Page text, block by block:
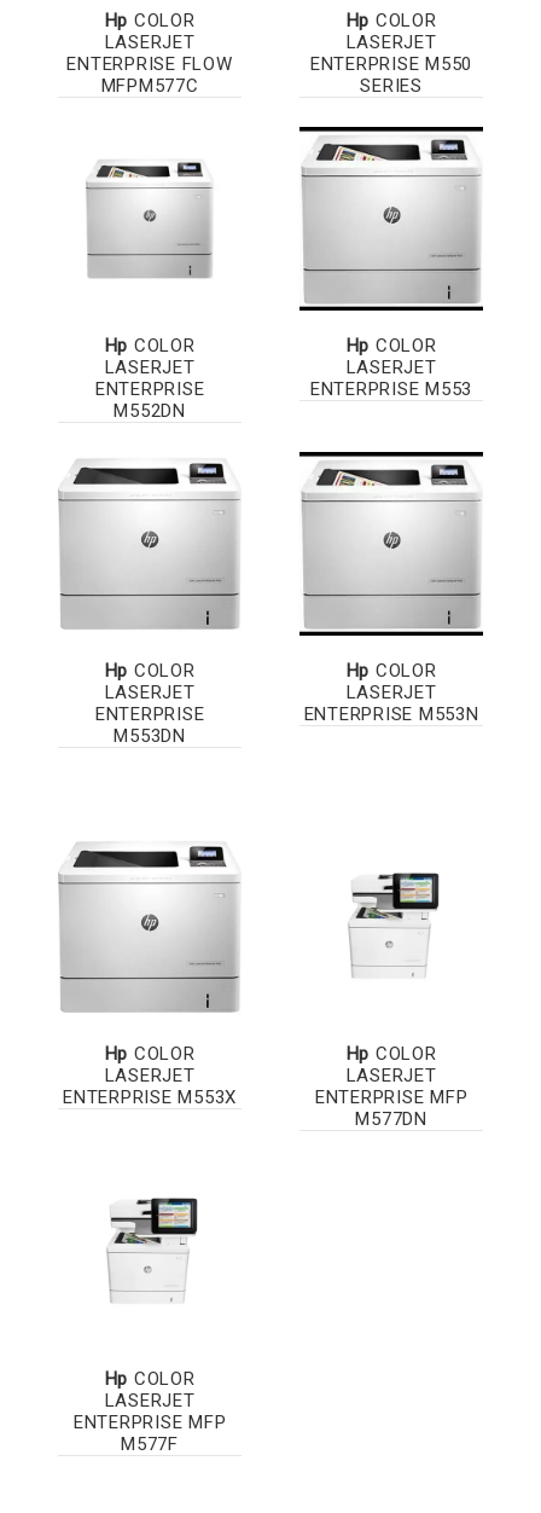
Hp COLOR
LASERJET
ENTERPRISE FLOW
MFPM577C
Hp COLOR
LASERJET
ENTERPRISE M550
SERIES
Hp COLOR
LASERJET
ENTERPRISE
M552DN
Hp COLOR
LASERJET
ENTERPRISE M553
Hp COLOR
LASERJET
ENTERPRISE
M553DN
Hp COLOR
LASERJET
ENTERPRISE M553N
Hp COLOR
LASERJET
ENTERPRISE M553X
Hp COLOR
LASERJET
ENTERPRISE MFP
M577DN
Hp COLOR
LASERJET
ENTERPRISE MFP
M577F